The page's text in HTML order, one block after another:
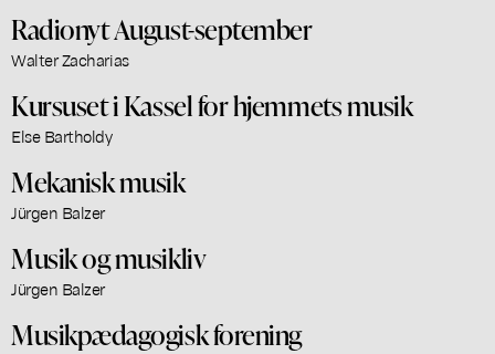
Radionyt August-september
Walter Zacharias
Kursuset i Kassel for hjemmets musik
Else Bartholdy
Mekanisk musik
Jürgen Balzer
Musik og musikliv
Jürgen Balzer
Musikpædagogisk forening